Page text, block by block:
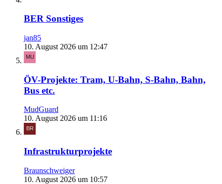
BER Sonstiges
jan85
10. August 2026 um 12:47
ÖV-Projekte: Tram, U-Bahn, S-Bahn, Bahn,
Bus etc.
MudGuard
10. August 2026 um 11:16
Infrastrukturprojekte
Braunschweiger
10. August 2026 um 10:57